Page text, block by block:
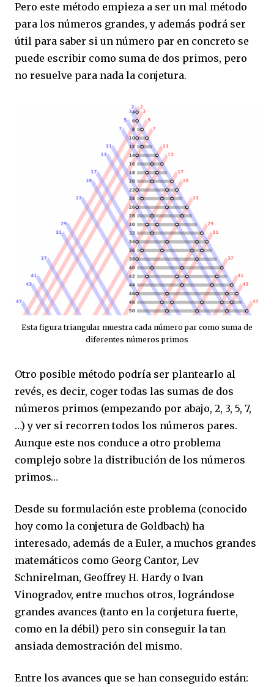
Pero este método empieza a ser un mal método
para los números grandes, y además podrá ser
útil para saber si un número par en concreto se
puede escribir como suma de dos primos, pero
no resuelve para nada la conjetura.
Esta figura triangular muestra cada número par como suma de
diferentes números primos
Otro posible método podría ser plantearlo al
revés, es decir, coger todas las sumas de dos
números primos (empezando por abajo, 2, 3, 5, 7,
…) y ver si recorren todos los números pares.
Aunque este nos conduce a otro problema
complejo sobre la distribución de los números
primos…
Desde su formulación este problema (conocido
hoy como la conjetura de Goldbach) ha
interesado, además de a Euler, a muchos grandes
matemáticos como Georg Cantor, Lev
Schnirelman, Geoffrey H. Hardy o Ivan
Vinogradov, entre muchos otros, lográndose
grandes avances (tanto en la conjetura fuerte,
como en la débil) pero sin conseguir la tan
ansiada demostración del mismo.
Entre los avances que se han conseguido están: